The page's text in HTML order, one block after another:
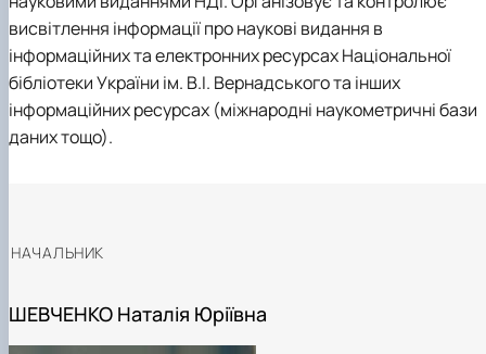
висвітлення інформації про наукові видання в
інформаційних та електронних ресурсах Національної
бібліотеки України ім. В.І. Вернадського та інших
інформаційних ресурсах (міжнародні наукометричні бази
даних тощо).
НАЧАЛЬНИК
ШЕВЧЕНКО Наталія Юріївна